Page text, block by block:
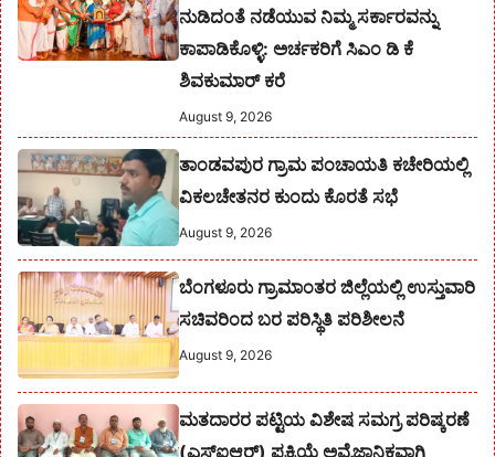
ನುಡಿದಂತೆ ನಡೆಯುವ ನಿಮ್ಮ ಸರ್ಕಾರವನ್ನು
ಕಾಪಾಡಿಕೊಳ್ಳಿ: ಅರ್ಚಕರಿಗೆ ಸಿಎಂ ಡಿ ಕೆ
ಶಿವಕುಮಾರ್ ಕರೆ
August 9, 2026
ತಾಂಡವಪುರ ಗ್ರಾಮ ಪಂಚಾಯತಿ ಕಚೇರಿಯಲ್ಲಿ
ವಿಕಲಚೇತನರ ಕುಂದು ಕೊರತೆ ಸಭೆ
August 9, 2026
ಬೆಂಗಳೂರು ಗ್ರಾಮಾಂತರ ಜಿಲ್ಲೆಯಲ್ಲಿ ಉಸ್ತುವಾರಿ
ಸಚಿವರಿಂದ ಬರ ಪರಿಸ್ಥಿತಿ ಪರಿಶೀಲನೆ
August 9, 2026
ಮತದಾರರ ಪಟ್ಟಿಯ ವಿಶೇಷ ಸಮಗ್ರ ಪರಿಷ್ಕರಣೆ
(ಎಸ್‌ಐಆರ್) ಪ್ರಕ್ರಿಯೆ ಅವೈಜ್ಞಾನಿಕವಾಗಿ